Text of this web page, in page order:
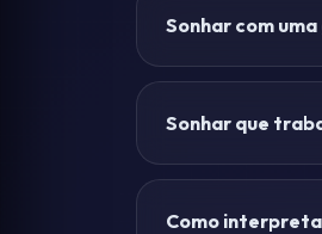
Sonhar com
Sonhar que
Como